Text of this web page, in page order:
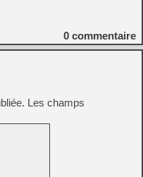
0 commentaire
Les champs